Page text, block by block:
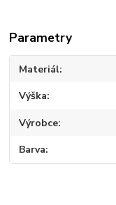
Parametry
Materiál
Výška
Výrobce
Barva